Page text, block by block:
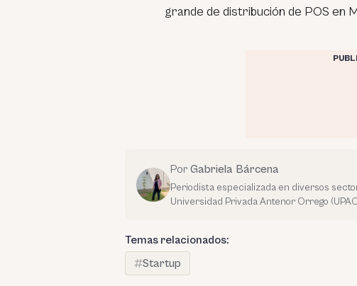
grande de distribución de POS en
Por Gabriela Bárcena
Periodista especializada en diversos
Universidad Privada Antenor Orrego
Temas relacionados:
Startup